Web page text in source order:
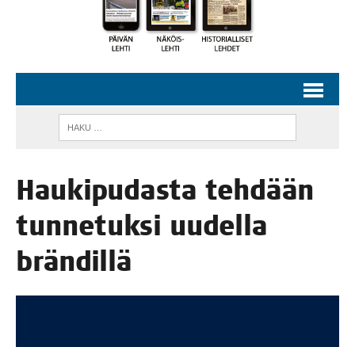
Hau­ki­pu­das­ta teh­dään
tun­ne­tuk­si uudel­la
brändillä